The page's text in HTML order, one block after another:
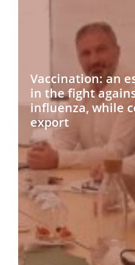
Vaccination: an
in the fight
influenza, while
export